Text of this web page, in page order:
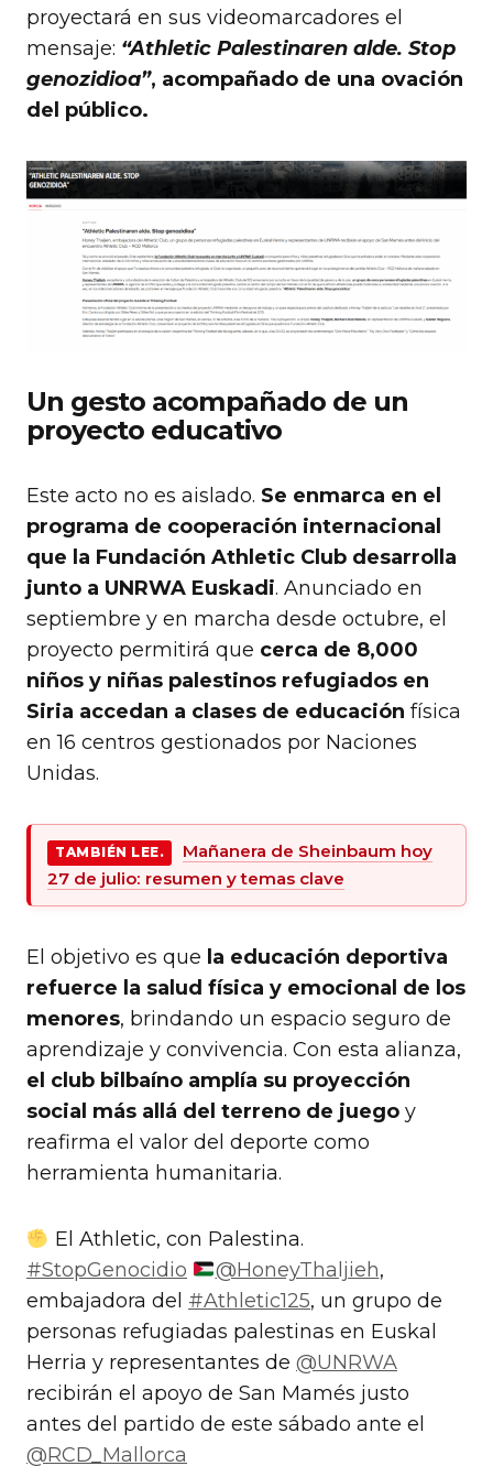
proyectará en sus videomarcadores el
mensaje: “Athletic Palestinaren alde. Stop
genozidioa”, acompañado de una ovación
del público.
Un gesto acompañado de un
proyecto educativo
Este acto no es aislado. Se enmarca en el
programa de cooperación internacional
que la Fundación Athletic Club desarrolla
junto a UNRWA Euskadi. Anunciado en
septiembre y en marcha desde octubre, el
proyecto permitirá que cerca de 8,000
niños y niñas palestinos refugiados en
Siria accedan a clases de educación física
en 16 centros gestionados por Naciones
Unidas.
TAMBIÉN LEE.
Mañanera de Sheinbaum hoy
27 de julio: resumen y temas clave
El objetivo es que la educación deportiva
refuerce la salud física y emocional de los
menores, brindando un espacio seguro de
aprendizaje y convivencia. Con esta alianza,
el club bilbaíno amplía su proyección
social más allá del terreno de juego y
reafirma el valor del deporte como
herramienta humanitaria.
El Athletic, con Palestina.
#StopGenocidio
@HoneyThaljieh,
embajadora del #Athletic125, un grupo de
personas refugiadas palestinas en Euskal
Herria y representantes de @UNRWA
recibirán el apoyo de San Mamés justo
antes del partido de este sábado ante el
@RCD_Mallorca